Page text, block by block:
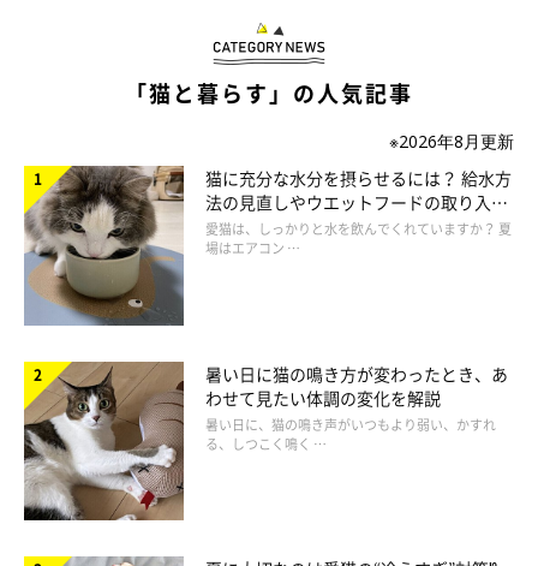
③猫が決めた居場所を動かすのはNG！
飼い主さんが「もっと密着したい！」と思っても、猫を無理に動
かすのはやめましょう。猫が自分で決めた距離感を尊重してあげ
てくださいね。
「猫と暮らす」の人気記事
※2026年8月更新
猫に充分な水分を摂らせるには？ 給水方
法の見直しやウエットフードの取り入れ
方を解説
愛猫は、しっかりと水を飲んでくれていますか？ 夏
場はエアコン …
暑い日に猫の鳴き方が変わったとき、あ
わせて見たい体調の変化を解説
暑い日に、猫の鳴き声がいつもより弱い、かすれ
る、しつこく鳴く …